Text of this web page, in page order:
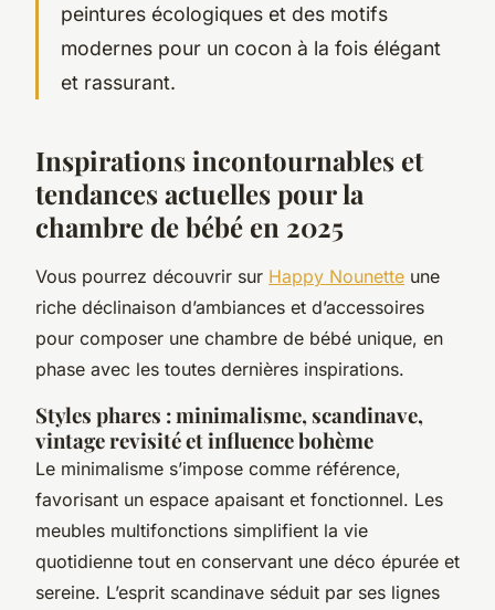
peintures écologiques et des motifs
modernes pour un cocon à la fois élégant
et rassurant.
Inspirations incontournables et
tendances actuelles pour la
chambre de bébé en 2025
Vous pourrez découvrir sur Happy Nounette une
riche déclinaison d’ambiances et d’accessoires
pour composer une chambre de bébé unique, en
phase avec les toutes dernières inspirations.
Styles phares : minimalisme, scandinave,
vintage revisité et influence bohème
Le minimalisme s’impose comme référence,
favorisant un espace apaisant et fonctionnel. Les
meubles multifonctions simplifient la vie
quotidienne tout en conservant une déco épurée et
sereine. L’esprit scandinave séduit par ses lignes